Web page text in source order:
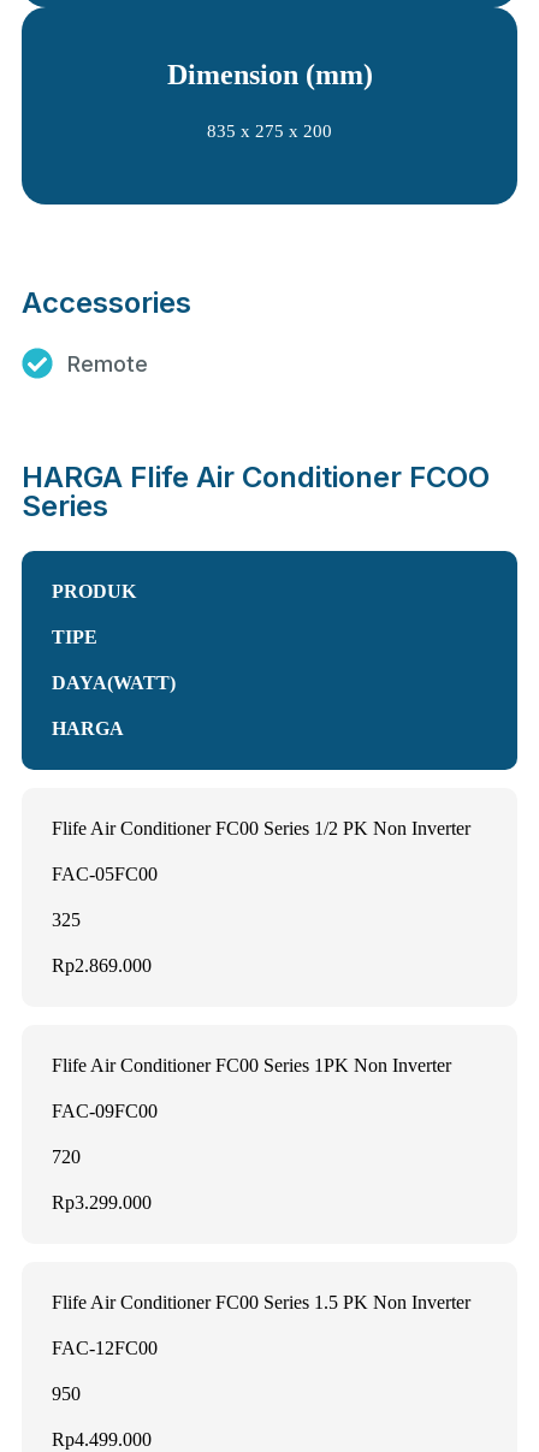
Dimension (mm)
835 x 275 x 200
Accessories
Remote
HARGA Flife Air Conditioner FCOO
Series
PRODUK
TIPE
DAYA(WATT)
HARGA
Flife Air Conditioner FC00 Series 1/2 PK Non Inverter
FAC-05FC00
325
Rp2.869.000
Flife Air Conditioner FC00 Series 1PK Non Inverter
FAC-09FC00
720
Rp3.299.000
Flife Air Conditioner FC00 Series 1.5 PK Non Inverter
FAC-12FC00
950
Rp4.499.000